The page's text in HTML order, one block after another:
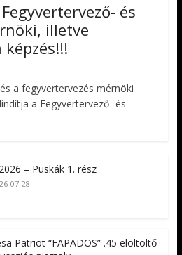
Fegyvertervező- és
illetve
a fegyvertervezés mérnöki
a Fegyvertervező- és
– Puskák 1. rész
07-28
Patriot “FAPADOS” .45 elöltöltő